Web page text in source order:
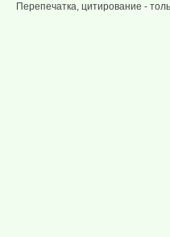
Перепечатка, цитирование -